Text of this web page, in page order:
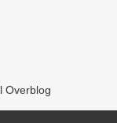
Overblog